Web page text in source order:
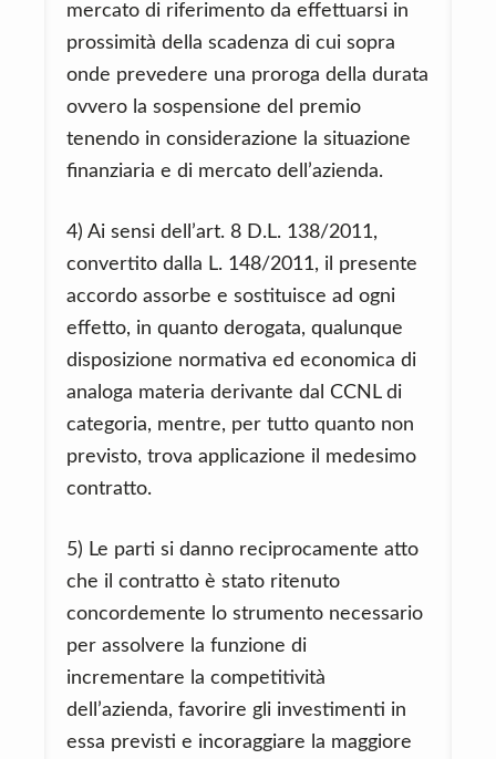
mercato di riferimento da effettuarsi in
prossimità della scadenza di cui sopra
onde prevedere una proroga della durata
ovvero la sospensione del premio
tenendo in considerazione la situazione
finanziaria e di mercato dell’azienda.
4) Ai sensi dell’art. 8 D.L. 138/2011,
convertito dalla L. 148/2011, il presente
accordo assorbe e sostituisce ad ogni
effetto, in quanto derogata, qualunque
disposizione normativa ed economica di
analoga materia derivante dal CCNL di
categoria, mentre, per tutto quanto non
previsto, trova applicazione il medesimo
contratto.
5) Le parti si danno reciprocamente atto
che il contratto è stato ritenuto
concordemente lo strumento necessario
per assolvere la funzione di
incrementare la competitività
dell’azienda, favorire gli investimenti in
essa previsti e incoraggiare la maggiore